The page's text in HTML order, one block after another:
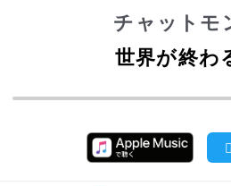
チャットモ
世界が終わ